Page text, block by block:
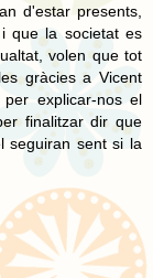
d'estar presents,
que la societat es
volen que tot
gràcies a Vicent
explicar-nos el
finalitzar dir que
seguiran sent si la